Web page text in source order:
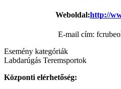
Weboldal:http://
E-mail cím:
Esemény kategóriák
Labdarúgás Teremsportok
Központi elérhetőség: